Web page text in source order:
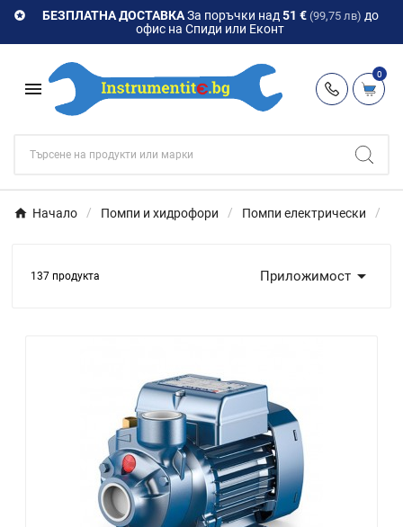
 БЕЗПЛАТНА ДОСТАВКАЗа поръчки над 51 € (99,75 лв) до
офис на Спиди или Еконт

0
Начало Помпи и хидрофори Помпи електрически
137 продукта Приложимост 